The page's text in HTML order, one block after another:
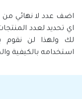
اضف عدد لا نهائي من
اي تحديد لعدد
لك ولهذا لن نقوم
استخدامه بالكيفية